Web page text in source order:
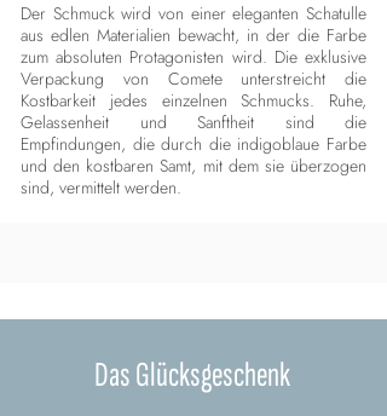
Der Schmuck wird von einer eleganten Schatulle
aus edlen Materialien bewacht, in der die Farbe
zum absoluten Protagonisten wird. Die exklusive
Verpackung von Comete unterstreicht die
Kostbarkeit jedes einzelnen Schmucks. Ruhe,
Gelassenheit und Sanftheit sind die
Empfindungen, die durch die indigoblaue Farbe
und den kostbaren Samt, mit dem sie überzogen
sind, vermittelt werden.
Das Glücksgeschenk